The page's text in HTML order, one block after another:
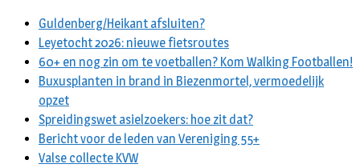
Guldenberg/Heikant afsluiten?
Leyetocht 2026: nieuwe fietsroutes
60+ en nog zin om te voetballen? Kom Walking Footballen!
Buxusplanten in brand in Biezenmortel, vermoedelijk
opzet
Spreidingswet asielzoekers: hoe zit dat?
Bericht voor de leden van Vereniging 55+
Valse collecte KVW